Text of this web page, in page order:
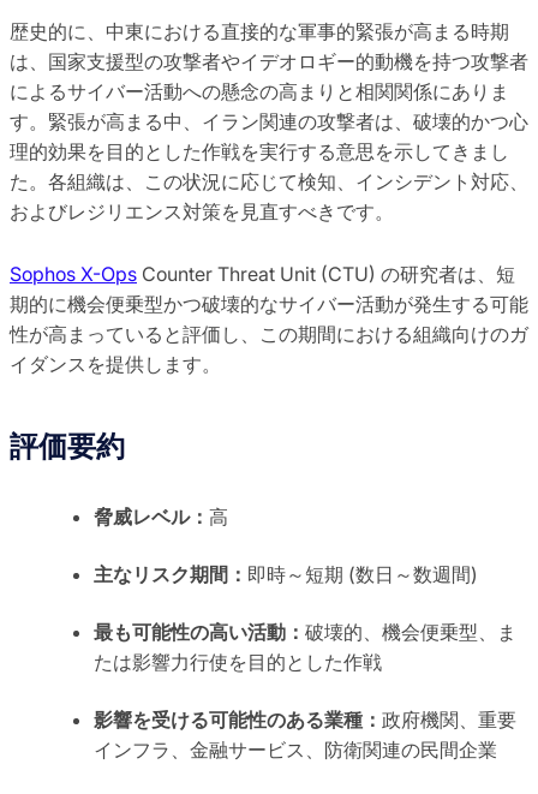
歴史的に、中東における直接的な軍事的緊張が高まる時期
は、国家支援型の攻撃者やイデオロギー的動機を持つ攻撃者
によるサイバー活動への懸念の高まりと相関関係にありま
す。緊張が高まる中、イラン関連の攻撃者は、破壊的かつ心
理的効果を目的とした作戦を実行する意思を示してきまし
た。各組織は、この状況に応じて検知、インシデント対応、
およびレジリエンス対策を見直すべきです。
Sophos X-Ops Counter Threat Unit (CTU) の研究者は、短
期的に機会便乗型かつ破壊的なサイバー活動が発生する可能
性が高まっていると評価し、この期間における組織向けのガ
イダンスを提供します。
評価要約
脅威レベル： 高
主なリスク期間： 即時～短期 (数日～数週間)
最も可能性の高い活動： 破壊的、機会便乗型、ま
たは影響力行使を目的とした作戦
影響を受ける可能性のある業種： 政府機関、重要
インフラ、金融サービス、防衛関連の民間企業